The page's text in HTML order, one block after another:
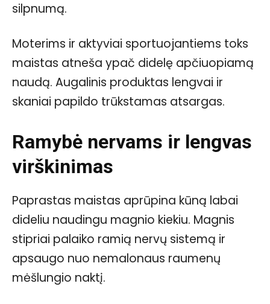
silpnumą.
Moterims ir aktyviai sportuojantiems toks
maistas atneša ypač didelę apčiuopiamą
naudą. Augalinis produktas lengvai ir
skaniai papildo trūkstamas atsargas.
Ramybė nervams ir lengvas
virškinimas
Paprastas maistas aprūpina kūną labai
dideliu naudingu magnio kiekiu. Magnis
stipriai palaiko ramią nervų sistemą ir
apsaugo nuo nemalonaus raumenų
mėšlungio naktį.